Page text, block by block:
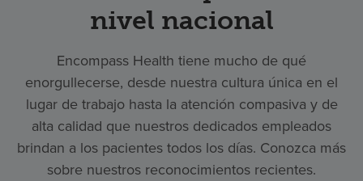
nivel nacional
Encompass Health tiene mucho de qué
enorgullecerse, desde nuestra cultura única en el
lugar de trabajo hasta la atención compasiva y de
alta calidad que nuestros dedicados empleados
brindan a los pacientes todos los días. Conozca más
sobre nuestros reconocimientos recientes.